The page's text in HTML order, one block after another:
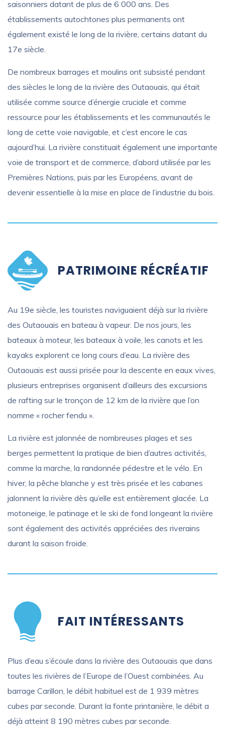
saisonniers datant de plus de 6 000 ans. Des
établissements autochtones plus permanents ont
également existé le long de la rivière, certains datant du
17e siècle.
De nombreux barrages et moulins ont subsisté pendant
des siècles le long de la rivière des Outaouais, qui était
utilisée comme source d’énergie cruciale et comme
ressource pour les établissements et les communautés le
long de cette voie navigable, et c’est encore le cas
aujourd’hui. La rivière constituait également une importante
voie de transport et de commerce, d’abord utilisée par les
Premières Nations, puis par les Européens, avant de
devenir essentielle à la mise en place de l’industrie du bois.
PATRIMOINE RÉCRÉATIF
Au 19e siècle, les touristes naviguaient déjà sur la rivière
des Outaouais en bateau à vapeur. De nos jours, les
bateaux à moteur, les bateaux à voile, les canots et les
kayaks explorent ce long cours d’eau. La rivière des
Outaouais est aussi prisée pour la descente en eaux vives,
plusieurs entreprises organisent d’ailleurs des excursions
de rafting sur le tronçon de 12 km de la rivière que l’on
nomme « rocher fendu ».
La rivière est jalonnée de nombreuses plages et ses
berges permettent la pratique de bien d’autres activités,
comme la marche, la randonnée pédestre et le vélo. En
hiver, la pêche blanche y est très prisée et les cabanes
jalonnent la rivière dès qu’elle est entièrement glacée. La
motoneige, le patinage et le ski de fond longeant la rivière
sont également des activités appréciées des riverains
durant la saison froide.
FAIT INTÉRESSANTS
Plus d’eau s’écoule dans la rivière des Outaouais que dans
toutes les rivières de l’Europe de l’Ouest combinées. Au
barrage Carillon, le débit habituel est de 1 939 mètres
cubes par seconde. Durant la fonte printanière, le débit a
déjà atteint 8 190 mètres cubes par seconde.